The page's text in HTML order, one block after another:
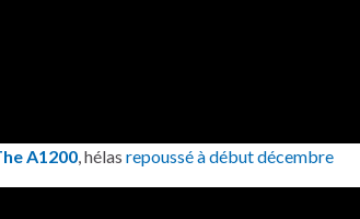
A1200, hélas repoussé à début décembre